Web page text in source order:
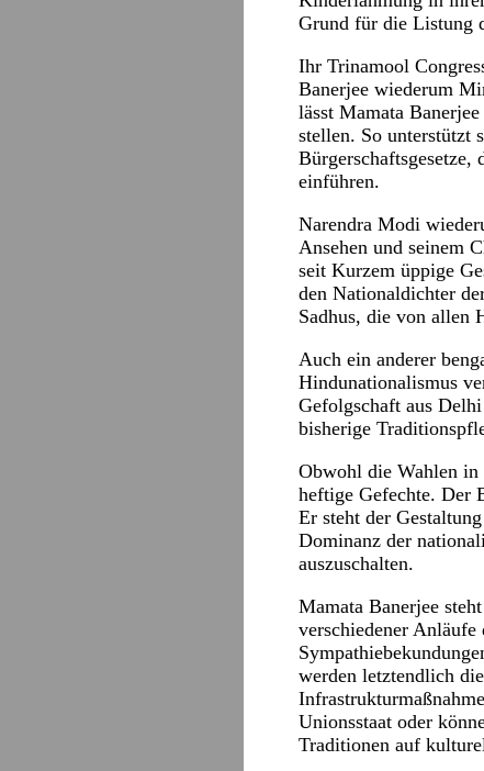
Grund für die Listung
Ihr Trinamool
Banerjee wiederum
lässt Mamata
stellen. So unterstützt
einführen.
Narendra Modi
Ansehen und seinem
seit Kurzem üppige
den Nationaldichter
Sadhus, die von allen
Auch ein anderer
Hindunationalismus
Gefolgschaft aus
bisherige
Obwohl die Wahlen
heftige Gefechte. Der
Er steht der
Dominanz der
auszuschalten.
Mamata Banerjee
verschiedener
werden letztendlich
Unionsstaat oder
Traditionen auf